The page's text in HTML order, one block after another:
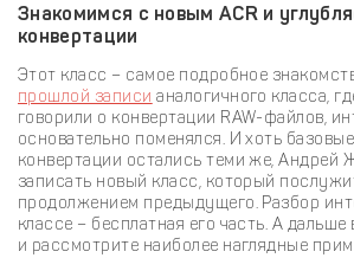
Знакомимся с новым ACR и
конвертации
Этот класс – самое подробное
прошлой записи аналогичного класса,
говорили о конвертации RAW-файлов,
основательно поменялся. И хоть
конвертации остались теми же, Андрей
записать новый класс, который
продолжением предыдущего. Разбор
классе – бесплатная его часть. А
и рассмотрите наиболее наглядные